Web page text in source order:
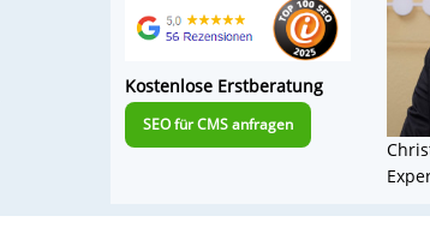
Kostenlose Erstberatung
SEO für CMS anfragen